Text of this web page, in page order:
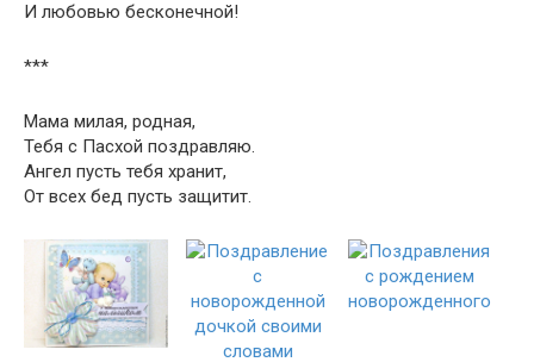
И любовью бесконечной!
***
Мама милая, родная,
Тебя с Пасхой поздравляю.
Ангел пусть тебя хранит,
От всех бед пусть защитит.